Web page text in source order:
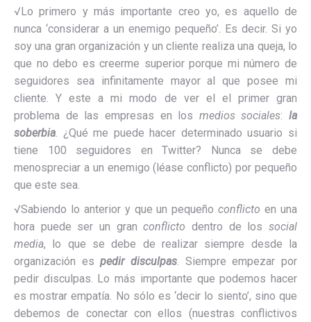
√Lo primero y más importante creo yo, es aquello de
nunca ‘considerar a un enemigo pequeño’. Es decir. Si yo
soy una gran organización y un cliente realiza una queja, lo
que no debo es creerme superior porque mi número de
seguidores sea infinitamente mayor al que posee mi
cliente. Y este a mi modo de ver el el primer gran
problema de las empresas en los medios sociales: la
soberbia . ¿Qué me puede hacer determinado usuario si
tiene 100 seguidores en Twitter? Nunca se debe
menospreciar a un enemigo (léase conflicto) por pequeño
que este sea.
√Sabiendo lo anterior y que un pequeñoconflicto en una
hora puede ser un granconflicto dentro de los social
media, lo que se debe de realizar siempre desde la
organización espedir disculpas . Siempre empezar por
pedir disculpas. Lo más importante que podemos hacer
es mostrar empatía. No sólo es ‘decir lo siento’, sino que
debemos de conectar con ellos (nuestras conflictivos